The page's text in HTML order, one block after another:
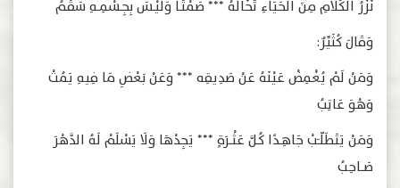
نَزْرُ الْكَلَامِ مِنَ الْحَيَاءِ تَخَالُهُ *** صَمْتًــا وَلَيْــسَ بِجِــسْمِــهِ سَقَـمُ
وَقَالَ كُثَيِّرٌ:
وَمَنْ لَمْ يُغْمِضْ عَيْنَهُ عَنْ صَدِيقِه *** وَعَنْ بَعْضِ مَا فِيهِ يَمُتْ
وَهْوَ عَاتِبُ
وَمَنْ يَتَطَلّــَبْ جَاهِــدًا كُــلَّ عَثْـــرَةٍ *** يَجِدْهَا وَلَا يَسْلَمْ لَهُ الدَّهْرَ
صَـــاحِبُ